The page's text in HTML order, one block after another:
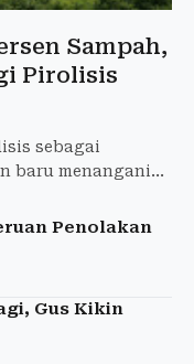
Sampah,
Pirolisis
sebagai
baru menangani
Penolakan
Gus Kikin